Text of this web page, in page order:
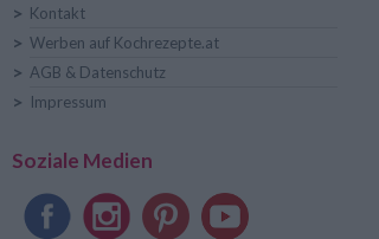
> Kontakt
> Werben auf Kochrezepte.at
> AGB & Datenschutz
> Impressum
Soziale Medien